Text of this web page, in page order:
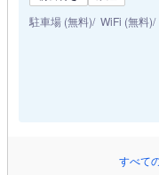
駐車場 (無料) WiFi (無料)
すべて